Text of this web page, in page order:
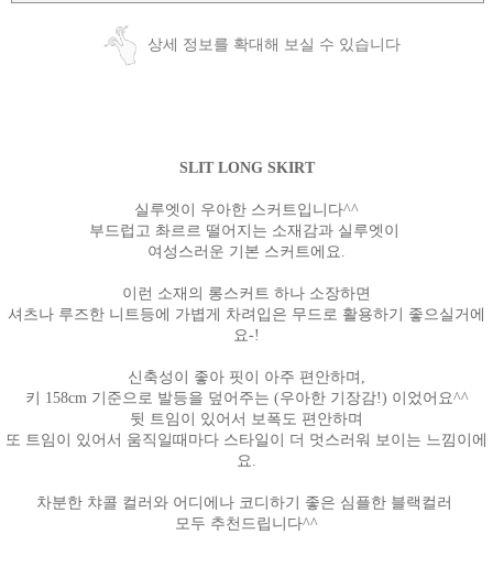
상세 정보를 확대해 보실 수 있습니다
SLIT LONG SKIRT
실루엣이 우아한 스커트입니다^^
부드럽고 촤르르 떨어지는 소재감과 실루엣이
여성스러운 기본 스커트에요.
이런 소재의 롱스커트 하나 소장하면
셔츠나 루즈한 니트등에 가볍게 차려입은 무드로 활용하기 좋으실거에
요-!
신축성이 좋아 핏이 아주 편안하며,
키 158cm 기준으로 발등을 덮어주는 (우아한 기장감!) 이었어요^^
뒷 트임이 있어서 보폭도 편안하며
또 트임이 있어서 움직일때마다 스타일이 더 멋스러워 보이는 느낌이에
요.
차분한 챠콜 컬러와 어디에나 코디하기 좋은 심플한 블랙컬러
모두 추천드립니다^^